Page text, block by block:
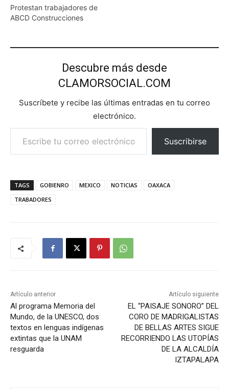
Protestan trabajadores de
ABCD Construcciones
Descubre más desde
CLAMORSOCIAL.COM
Suscríbete y recibe las últimas entradas en tu correo
electrónico.
Escribe tu correo electrónico…
Suscribirse
TAGS GOBIENRO MEXICO NOTICIAS
OAXACA
TRABADORES
Artículo anterior
Al programa Memoria del
Mundo, de la UNESCO, dos
textos en lenguas indígenas
extintas que la UNAM
resguarda
Artículo siguiente
EL “PAISAJE SONORO” DEL
CORO DE MADRIGALISTAS
DE BELLAS ARTES SIGUE
RECORRIENDO LAS UTOPÍAS
DE LA ALCALDÍA
IZTAPALAPA